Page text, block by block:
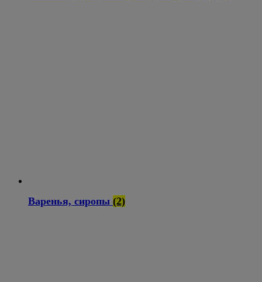
Варенья, сиропы (2)